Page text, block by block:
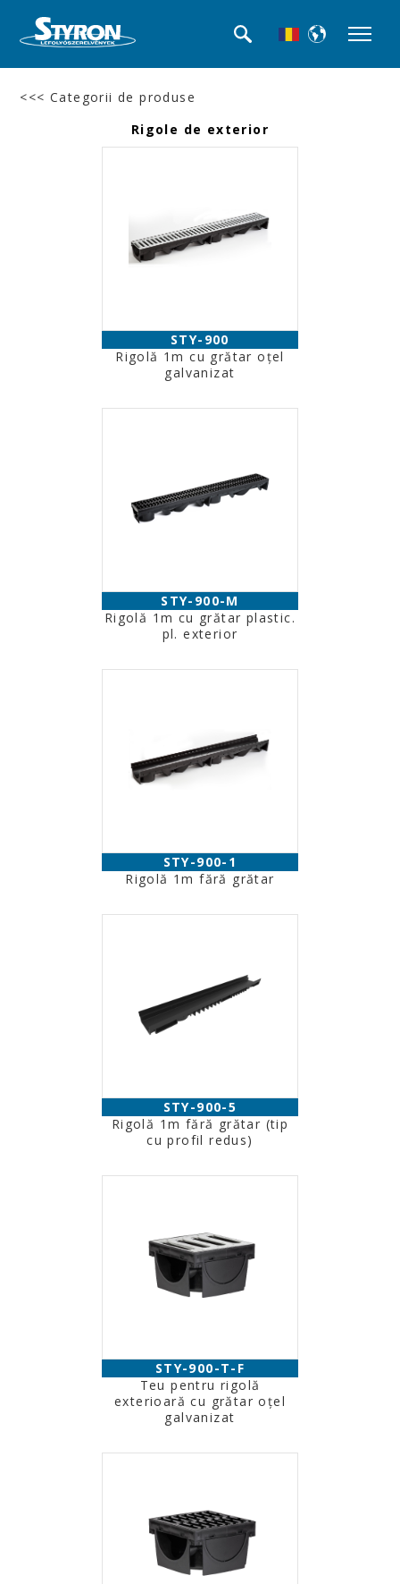
<<< Categorii de produse
Rigole de exterior
STY-900
Rigolă 1m cu grătar oţel
galvanizat
STY-900-M
Rigolă 1m cu grătar plastic.
pl. exterior
STY-900-1
Rigolă 1m fără grătar
STY-900-5
Rigolă 1m fără grătar (tip
cu profil redus)
STY-900-T-F
Teu pentru rigolă
exterioară cu grătar oţel
galvanizat